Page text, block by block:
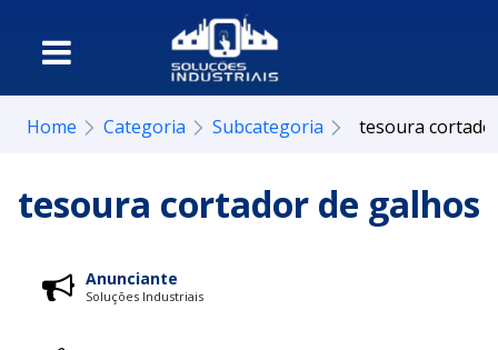
Home Categoria Subcategoria tesoura
tesoura cortador de galhos
Anunciante
Soluções Industriais